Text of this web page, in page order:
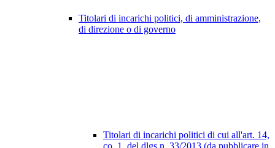
Titolari di incarichi politici, di amministrazione,
di direzione o di governo
Titolari di incarichi politici di cui all'art. 14,